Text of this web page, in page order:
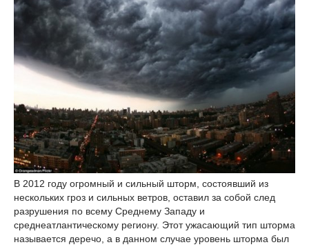
В 2012 году огромный и сильный шторм, состоявший из
нескольких гроз и сильных ветров, оставил за собой след
разрушения по всему Среднему Западу и
среднеатлантическому региону. Этот ужасающий тип шторма
называется деречо, а в данном случае уровень шторма был